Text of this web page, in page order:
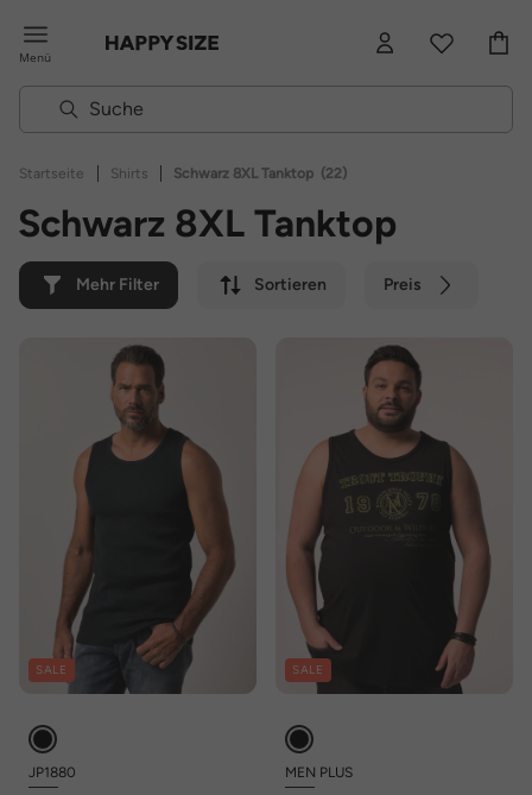
Menü
Startseite | Shirts | Schwarz 8XL Tanktop (22)
Schwarz 8XL Tanktop
Mehr Filter Sortieren Preis
SALE
JP1880
SALE
MEN PLUS